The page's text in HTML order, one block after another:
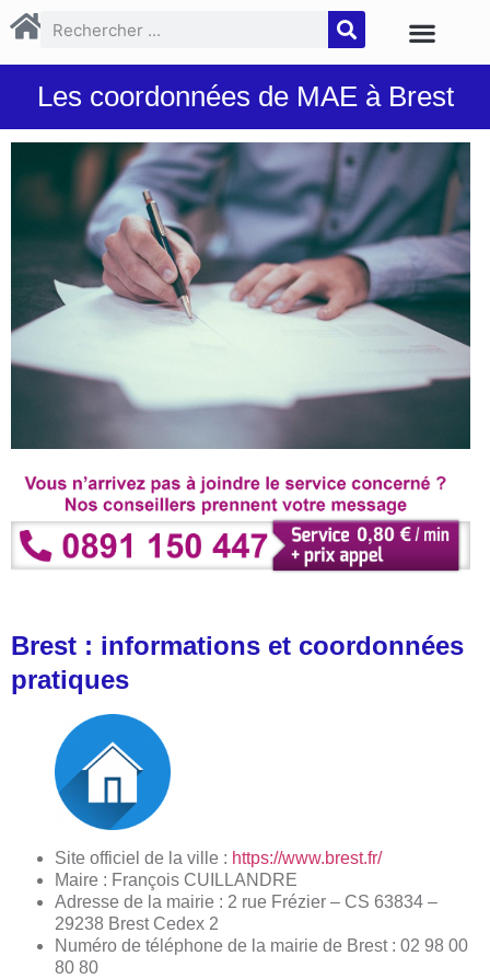
Les coordonnées de MAE à Brest
Brest : informations et coordonnées
pratiques
Site officiel de la ville : https://www.brest.fr/
Maire : François CUILLANDRE
Adresse de la mairie : 2 rue Frézier – CS 63834 –
29238 Brest Cedex 2
Numéro de téléphone de la mairie de Brest : 02 98 00
80 80